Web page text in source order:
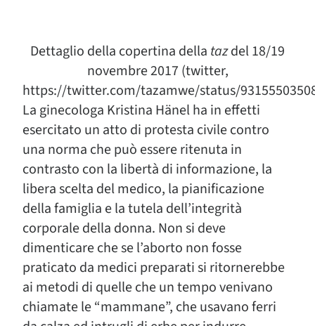
Dettaglio della copertina della tazdel 18/19
novembre 2017 (twitter,
https://twitter.com/tazamwe/status/
La ginecologa Kristina Hänel ha in effetti
esercitato un atto di protesta civile contro
una norma che può essere ritenuta in
contrasto con la libertà di informazione, la
libera scelta del medico, la pianificazione
della famiglia e la tutela dell’integrità
corporale della donna. Non si deve
dimenticare che se l’aborto non fosse
praticato da medici preparati si ritornerebbe
ai metodi di quelle che un tempo venivano
chiamate le “mammane”, che usavano ferri